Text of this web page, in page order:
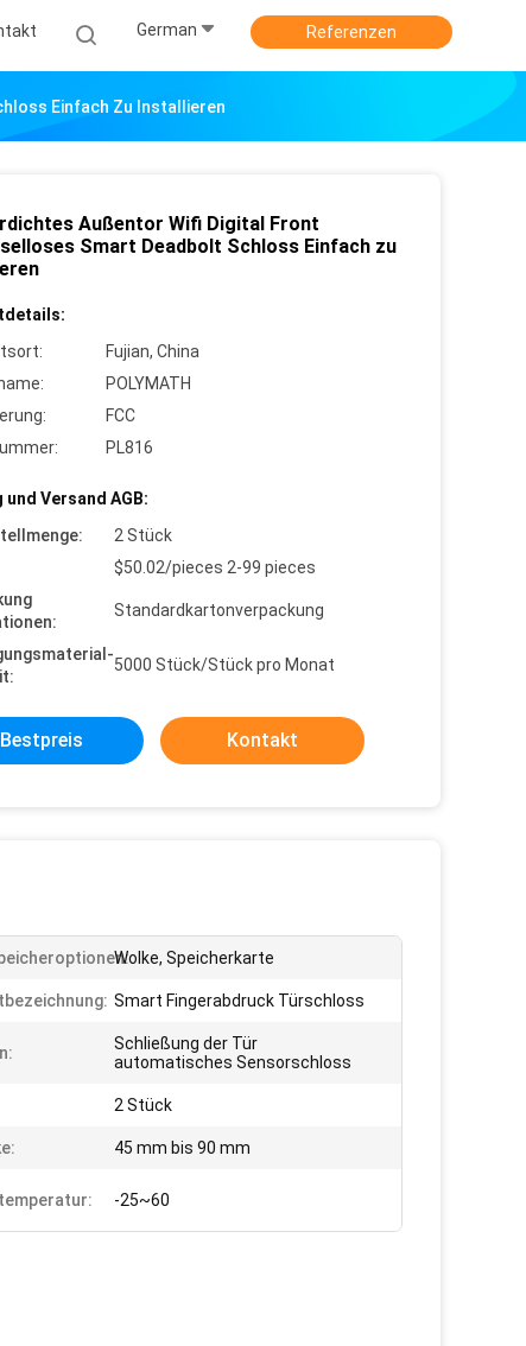
German Referenzen
Einfach Zu Installieren
Außentor Wifi Digital Front
Smart Deadbolt Schloss Einfach zu
Fujian, China
POLYMATH
FCC
PL816
und Versand AGB:
2 Stück
$50.02/pieces 2-99 pieces
Standardkartonverpackung
5000 Stück/Stück pro Monat
Bestpreis Kontakt
Wolke, Speicherkarte
Smart Fingerabdruck Türschloss
Schließung der Tür
automatisches Sensorschloss
2 Stück
45 mm bis 90 mm
-25~60